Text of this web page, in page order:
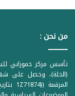
من نحن :
(الحلة)، وحصل على